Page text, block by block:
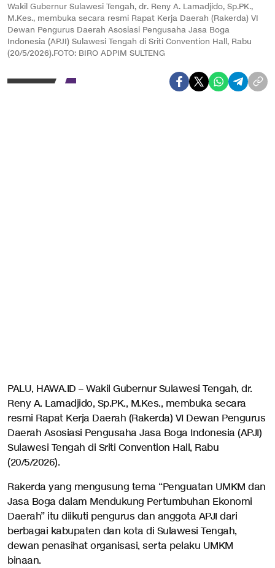
Wakil Gubernur Sulawesi Tengah, dr. Reny A. Lamadjido, Sp.PK.,
M.Kes., membuka secara resmi Rapat Kerja Daerah (Rakerda) VI
Dewan Pengurus Daerah Asosiasi Pengusaha Jasa Boga
Indonesia (APJI) Sulawesi Tengah di Sriti Convention Hall, Rabu
(20/5/2026).FOTO: BIRO ADPIM SULTENG
PALU, HAWA.ID – Wakil Gubernur Sulawesi Tengah, dr.
Reny A. Lamadjido, Sp.PK., M.Kes., membuka secara
resmi Rapat Kerja Daerah (Rakerda) VI Dewan Pengurus
Daerah Asosiasi Pengusaha Jasa Boga Indonesia (APJI)
Sulawesi Tengah di Sriti Convention Hall, Rabu
(20/5/2026).
Rakerda yang mengusung tema “Penguatan UMKM dan
Jasa Boga dalam Mendukung Pertumbuhan Ekonomi
Daerah” itu diikuti pengurus dan anggota APJI dari
berbagai kabupaten dan kota di Sulawesi Tengah,
dewan penasihat organisasi, serta pelaku UMKM
binaan.